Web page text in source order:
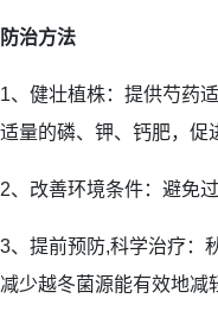
防治方法
1、健壮植株：提供芍药
适量的磷、钾、钙肥，促
2、改善环境条件：避免
3、提前预防,科学治疗：
减少越冬菌源能有效地减